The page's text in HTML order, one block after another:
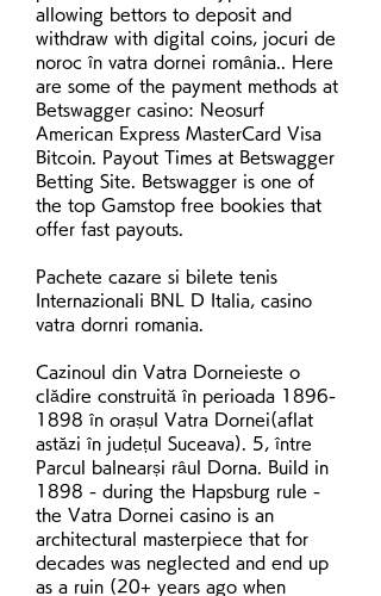
allowing bettors to deposit and
withdraw with digital coins, jocuri de
noroc în vatra dornei românia.. Here
are some of the payment methods at
Betswagger casino: Neosurf
American Express MasterCard Visa
Bitcoin. Payout Times at Betswagger
Betting Site. Betswagger is one of
the top Gamstop free bookies that
offer fast payouts.
Pachete cazare si bilete tenis
Internazionali BNL D Italia, casino
vatra dornri romania.
Cazinoul din Vatra Dorneieste o
clădire construită în perioada 1896-
1898 în orașul Vatra Dornei(aflat
astăzi în județul Suceava). 5, între
Parcul balnearși râul Dorna. Build in
1898 - during the Hapsburg rule -
the Vatra Dornei casino is an
architectural masterpiece that for
decades was neglected and end up
as a ruin (20+ years ago when